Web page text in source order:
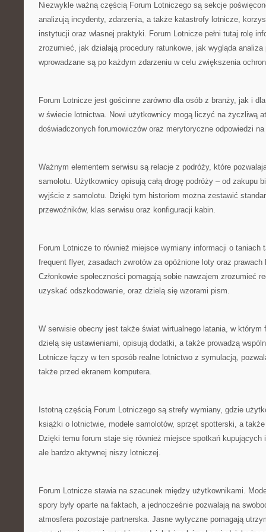
Niezwykle ważną częścią Forum Lotniczego są sekcje
analizują incydenty, zdarzenia, a także katastrofy lotnicze,
instytucji oraz własnej praktyki. Forum Lotnicze pełni tutaj rolę
zrozumieć, jak działają procedury ratunkowe, jak wygląda
wprowadzane są po każdym zdarzeniu w celu zwiększenia
Forum Lotnicze jest gościnne zarówno dla osób z branży, jak i
w świecie lotnictwa. Nowi użytkownicy mogą liczyć na życzliwą
doświadczonych forumowiczów oraz merytoryczne odpowiedzi
Ważnym elementem serwisu są relacje z podróży, które
samolotu. Użytkownicy opisują całą drogę podróży – od zakupu
wyjście z samolotu. Dzięki tym historiom można zestawić
przewoźników, klas serwisu oraz konfiguracji kabin.
Forum Lotnicze to również miejsce wymiany informacji o taniach
frequent flyer, zasadach zwrotów za opóźnione loty oraz
Członkowie społeczności pomagają sobie nawzajem zrozumieć
uzyskać odszkodowanie, oraz dzielą się wzorami pism.
W serwisie obecny jest także świat wirtualnego latania, w którym
dzielą się ustawieniami, opisują dodatki, a także prowadzą
Lotnicze łączy w ten sposób realne lotnictwo z symulacją,
także przed ekranem komputera.
Istotną częścią Forum Lotniczego są strefy wymiany, gdzie
książki o lotnictwie, modele samolotów, sprzęt spotterski, a
Dzięki temu forum staje się również miejsce spotkań kupujących
ale bardzo aktywnej niszy lotniczej.
Forum Lotnicze stawia na szacunek między użytkownikami.
spory były oparte na faktach, a jednocześnie pozwalają na
atmosfera pozostaje partnerska. Jasne wytyczne pomagają